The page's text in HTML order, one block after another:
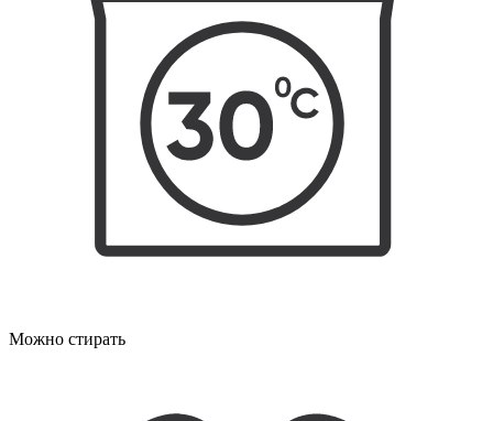
Можно стирать